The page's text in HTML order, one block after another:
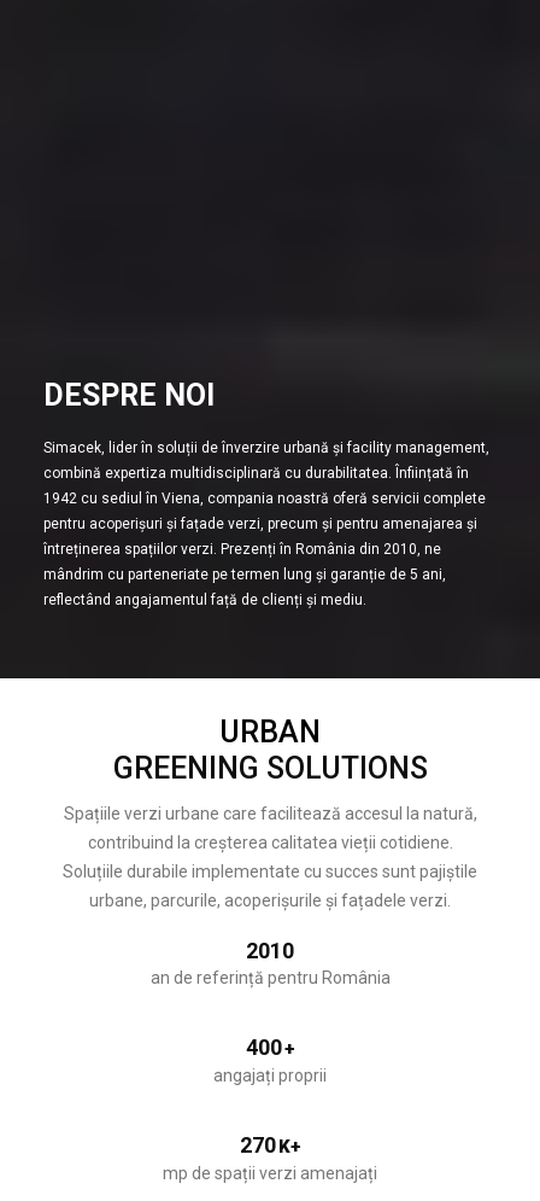
DESPRE NOI
Simacek, lider în soluții de înverzire urbană și facility management,
combină expertiza multidisciplinară cu durabilitatea. Înființată în
1942 cu sediul în Viena, compania noastră oferă servicii complete
pentru acoperișuri și fațade verzi, precum și pentru amenajarea și
întreținerea spațiilor verzi. Prezenți în România din 2010, ne
mândrim cu parteneriate pe termen lung și garanție de 5 ani,
reflectând angajamentul față de clienți și mediu.
URBAN
GREENING SOLUTIONS
Spațiile verzi urbane care facilitează accesul la natură,
contribuind la creșterea calitatea vieții cotidiene.
Soluțiile durabile implementate cu succes sunt pajiștile
urbane, parcurile, acoperișurile și fațadele verzi.
2010
an de referință pentru România
400+
angajați proprii
270K+
mp de spații verzi amenajați